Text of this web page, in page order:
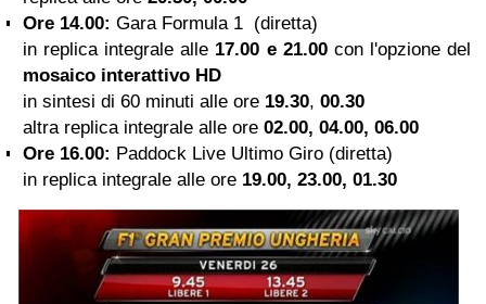
Ore 14.00: Gara Formula 1 (diretta)
in replica integrale alle 17.00 e 21.00 con l'opzione del
mosaico interattivo HD
in sintesi di 60 minuti alle ore 19.30, 00.30
altra replica integrale alle ore 02.00, 04.00, 06.00
Ore 16.00: Paddock Live Ultimo Giro (diretta)
in replica integrale alle ore 19.00, 23.00, 01.30